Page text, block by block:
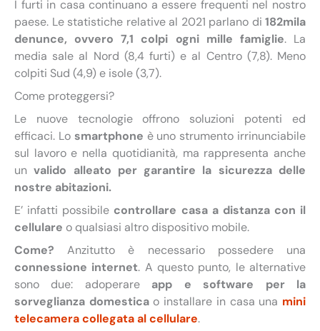
I furti in casa continuano a essere frequenti nel nostro
paese. Le statistiche relative al 2021 parlano di 182mila
denunce, ovvero 7,1 colpi ogni mille famiglie. La
media sale al Nord (8,4 furti) e al Centro (7,8). Meno
colpiti Sud (4,9) e isole (3,7).
Come proteggersi?
Le nuove tecnologie offrono soluzioni potenti ed
efficaci. Lo smartphone è uno strumento irrinunciabile
sul lavoro e nella quotidianità, ma rappresenta anche
unvalido alleato per garantire la sicurezza delle
nostre abitazioni.
E’ infatti possibile controllare casa a distanza con il
cellulare o qualsiasi altro dispositivo mobile.
Come? Anzitutto è necessario possedere una
connessione internet. A questo punto, le alternative
sono due: adoperare app e software per la
sorveglianza domesticao installare in casa una mini
telecamera collegata al cellulare.